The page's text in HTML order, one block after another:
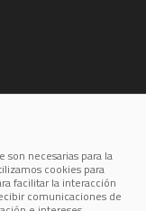
son necesarias para la
cookies para
facilitar la interacción
comunicaciones de